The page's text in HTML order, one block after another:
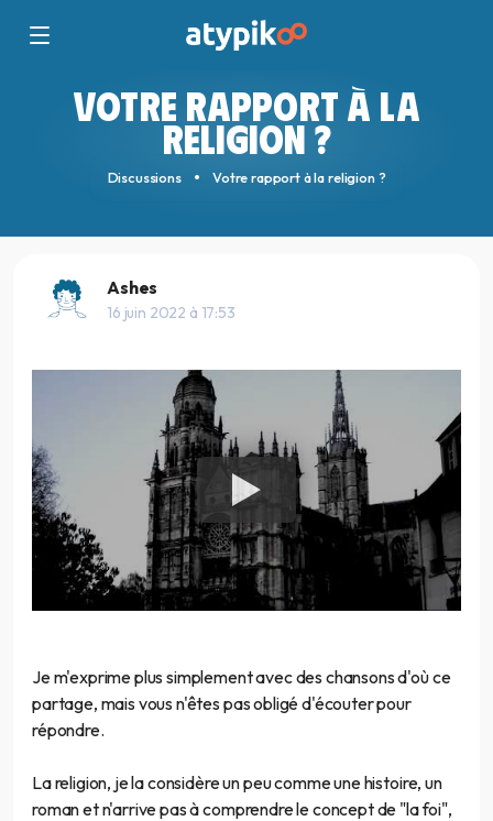
VOTRE RAPPORT À LA
RELIGION ?
Discussions Votre rapport à la religion ?
Ashes
16 juin 2022 à 17:53
Je m'exprime plus simplement avec des chansons d'où ce
partage, mais vous n'êtes pas obligé d'écouter pour
répondre.
La religion, je la considère un peu comme une histoire, un
roman et n'arrive pas à comprendre le concept de "la foi",